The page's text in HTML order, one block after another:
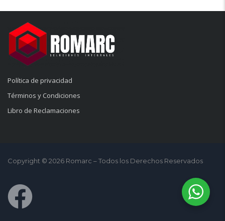
Política de privacidad
Términos y Condiciones
Libro de Reclamaciones
Copyright © 2026 Romarc – Todos los Derechos Reservados